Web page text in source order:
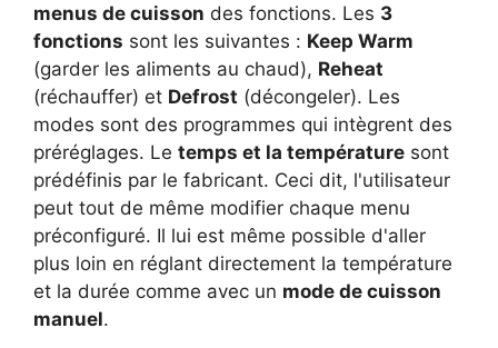
menus de cuisson des fonctions. Les 3
fonctions sont les suivantes : Keep Warm
(garder les aliments au chaud), Reheat
(réchauffer) et Defrost (décongeler). Les
modes sont des programmes qui intègrent des
préréglages. Le temps et la température sont
prédéfinis par le fabricant. Ceci dit, l'utilisateur
peut tout de même modifier chaque menu
préconfiguré. Il lui est même possible d'aller
plus loin en réglant directement la température
et la durée comme avec un mode de cuisson
manuel.